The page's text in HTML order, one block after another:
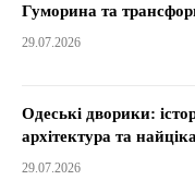
Гуморина та
29.07.2026
Одеські дворики:
архітектура та
29.07.2026